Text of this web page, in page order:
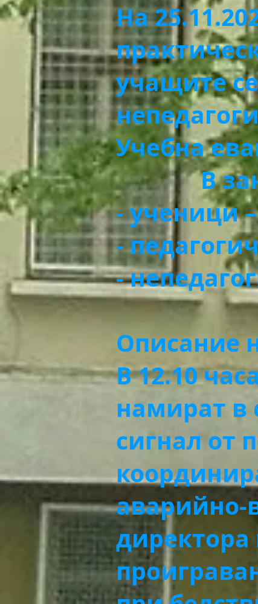
На
учащите
Учебна
В
- ученици
-
-
Описание
В 12.10
намират в
сигнал от
аварийно-
директора